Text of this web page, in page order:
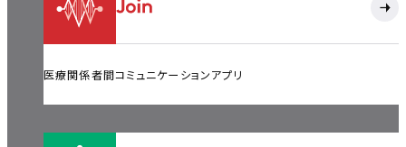
医療関係者間コミュニケーションアプリ